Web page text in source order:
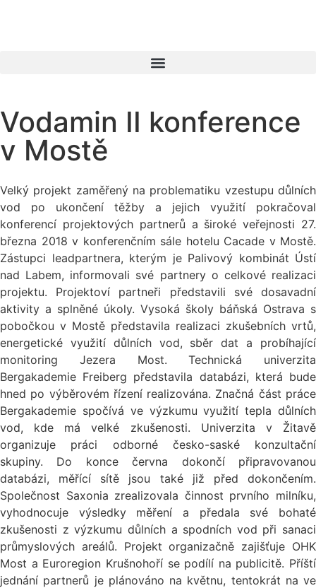
Vodamin II konference
v Mostě
Velký projekt zaměřený na problematiku vzestupu důlních
vod po ukončení těžby a jejich využití pokračoval
konferencí projektových partnerů a široké veřejnosti 27.
března 2018 v konferenčním sále hotelu Cacade v Mostě.
Zástupci leadpartnera, kterým je Palivový kombinát Ústí
nad Labem, informovali své partnery o celkové realizaci
projektu. Projektoví partneři představili své dosavadní
aktivity a splněné úkoly. Vysoká školy báňská Ostrava s
pobočkou v Mostě představila realizaci zkušebních vrtů,
energetické využití důlních vod, sběr dat a probíhající
monitoring Jezera Most. Technická univerzita
Bergakademie Freiberg představila databázi, která bude
hned po výběrovém řízení realizována. Značná část práce
Bergakademie spočívá ve výzkumu využití tepla důlních
vod, kde má velké zkušenosti. Univerzita v Žitavě
organizuje práci odborné česko-saské konzultační
skupiny. Do konce června dokončí připravovanou
databázi, měřící sítě jsou také již před dokončením.
Společnost Saxonia zrealizovala činnost prvního milníku,
vyhodnocuje výsledky měření a předala své bohaté
zkušenosti z výzkumu důlních a spodních vod při sanaci
průmyslových areálů. Projekt organizačně zajišťuje OHK
Most a Euroregion Krušnohoří se podílí na publicitě. Příští
jednání partnerů je plánováno na květnu, tentokrát na ve